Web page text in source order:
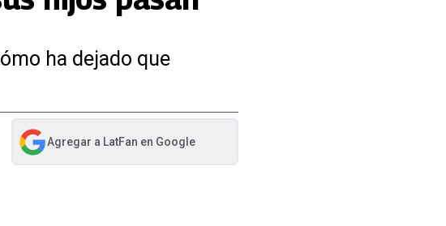
ha dejado que
Agregar a LatFan en Google
abre en nueva pestaña